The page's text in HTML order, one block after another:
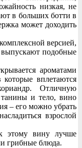
низкая, не
в больших ботти в
может доходить
версией,
выпускают подобные
ароматами
вплетаются
Отличную
и тело, вино
– его можно убрать
взрослой
этому вину лучше
грибные блюда.